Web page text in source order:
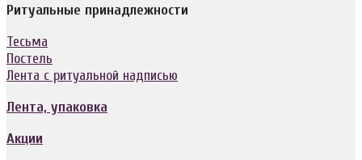
Ритуальные принадлежности
Тесьма
Постель
Лента с ритуальной надписью
Лента, упаковка
Акции